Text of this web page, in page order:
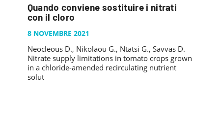
Quando conviene sostituire i nitrati
con il cloro
8 NOVEMBRE 2021
Neocleous D., Nikolaou G., Ntatsi G., Savvas D.
Nitrate supply limitations in tomato crops grown
in a chloride-amended recirculating nutrient
solut